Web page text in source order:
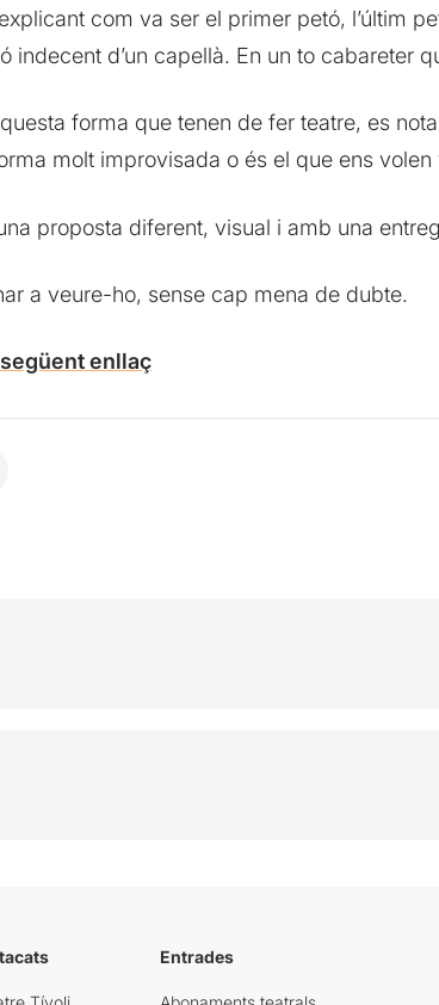
com va ser el primer petó, l’últim
indecent d’un capellà. En un to cabareter
forma que tenen de fer teatre, es
molt improvisada o és el que ens
proposta diferent, visual i amb una
a veure-ho, sense cap mena de dubte.
enllaç
Entrades